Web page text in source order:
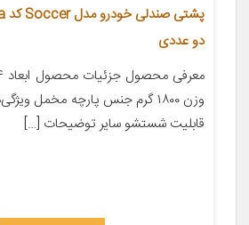
دو عددی
وزن ۱۸۰۰ گرم جنس پارچه مخمل
قابلیت شستشو سایر توضیحات […]